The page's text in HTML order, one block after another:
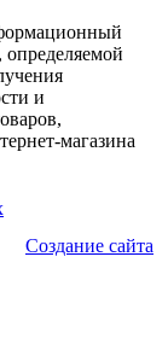
определяемой
и
магазина
Создание сайта